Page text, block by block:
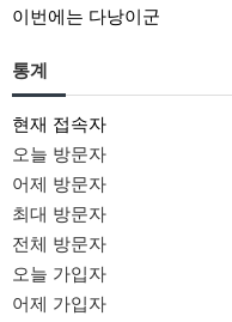
이번에는 다낭이군
통계
현재 접속자
오늘 방문자
어제 방문자
최대 방문자
전체 방문자
오늘 가입자
어제 가입자